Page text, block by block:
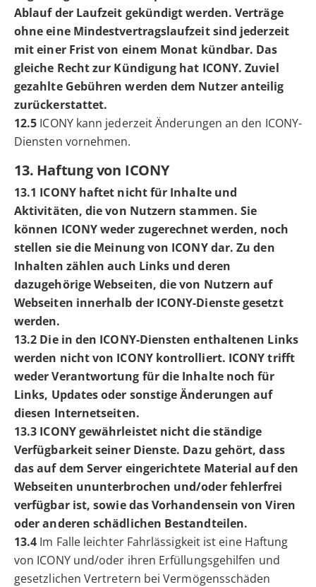
Ablauf der Laufzeit gekündigt werden. Verträge
ohne eine Mindestvertragslaufzeit sind jederzeit
mit einer Frist von einem Monat kündbar. Das
gleiche Recht zur Kündigung hat ICONY. Zuviel
gezahlte Gebühren werden dem Nutzer anteilig
zurückerstattet.
12.5 ICONY kann jederzeit Änderungen an den ICONY-
Diensten vornehmen.
13. Haftung von ICONY
13.1 ICONY haftet nicht für Inhalte und
Aktivitäten, die von Nutzern stammen. Sie
können ICONY weder zugerechnet werden, noch
stellen sie die Meinung von ICONY dar. Zu den
Inhalten zählen auch Links und deren
dazugehörige Webseiten, die von Nutzern auf
Webseiten innerhalb der ICONY-Dienste gesetzt
werden.
13.2 Die in den ICONY-Diensten enthaltenen Links
werden nicht von ICONY kontrolliert. ICONY trifft
weder Verantwortung für die Inhalte noch für
Links, Updates oder sonstige Änderungen auf
diesen Internetseiten.
13.3 ICONY gewährleistet nicht die ständige
Verfügbarkeit seiner Dienste. Dazu gehört, dass
das auf dem Server eingerichtete Material auf den
Webseiten ununterbrochen und/oder fehlerfrei
verfügbar ist, sowie das Vorhandensein von Viren
oder anderen schädlichen Bestandteilen.
13.4 Im Falle leichter Fahrlässigkeit ist eine Haftung
von ICONY und/oder ihren Erfüllungsgehilfen und
gesetzlichen Vertretern bei Vermögensschäden